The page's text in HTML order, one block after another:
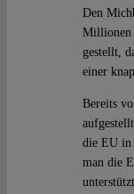
Den
Millionen
gestellt,
einer
Bereits
die EU in
man die